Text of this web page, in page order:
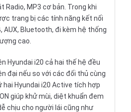
Radio, MP3 cơ bản. Trong khi
trang bị các tính năng kết nối
AUX, Bluetooth, đi kèm hệ thống
cao.
Hyundai i20 cả hai thế hệ đều
đại nếu so với các đối thủ cùng
hai Hyundai i20 Active tích hợp
giúp khử mùi, diệt khuẩn đem
chịu cho người lái cũng như